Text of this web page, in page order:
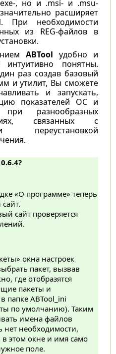
, но и .msi- и .msu-
расширяет
. При необходимости
из REG-файлов в
ABTool удобно и
понятны.
раз создав базовый
и утилит, Вы сможете
и запускать,
показателей ОС и
разнообразных
связанных с
«О программе» теперь
сайт проверяется
окна настроек
пакет, вызвав
где отобразятся
пакеты и
папке ABTool_ini
по умолчанию). Таким
имена файлов
нет необходимости,
этом окне и имя само
поле.